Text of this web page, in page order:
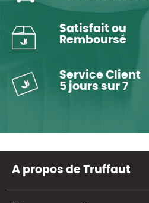
Satisfait ou
Remboursé
Service Client
5 jours sur 7
A propos de Truffaut